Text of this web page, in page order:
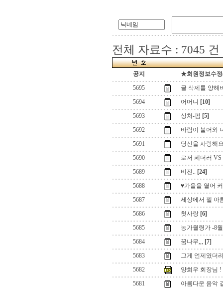
전체 자료수 : 7045 건
공지
★회원정보수
5695
글 삭제를 양해
5694
어머니
[10]
5693
상처-펌 [5]
5692
바람이 불어와
5691
당신을 사랑해
5690
로저 페더러
5689
비전.. [24]
5688
♥가을을 열어
5687
세상에서 젤 아
5686
첫사랑 [6]
5685
농가월령가 -8월
5684
꿈나무,,, [7]
5683
그게 언제였더
5682
양희우 회장님 !
5681
아름다운 음악